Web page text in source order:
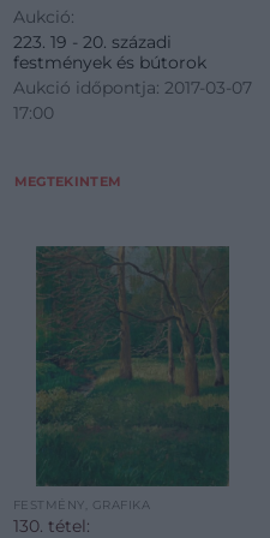
Aukció:
223. 19 - 20. századi
festmények és bútorok
Aukció időpontja: 2017-03-07
17:00
MEGTEKINTEM
FESTMÉNY, GRAFIKA
130. tétel: